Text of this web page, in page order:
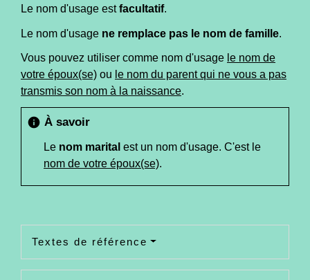
Le nom d'usage estfacultatif.
Le nom d'usage ne remplace pas le nom de famille.
Vous pouvez utiliser comme nom d'usage le nom de
votre époux(se) ou le nom du parent qui ne vous a pas
transmis son nom à la naissance.
info À savoir
Le nom marital est un nom d'usage. C'est le
nom de votre époux(se).
Textes de référence